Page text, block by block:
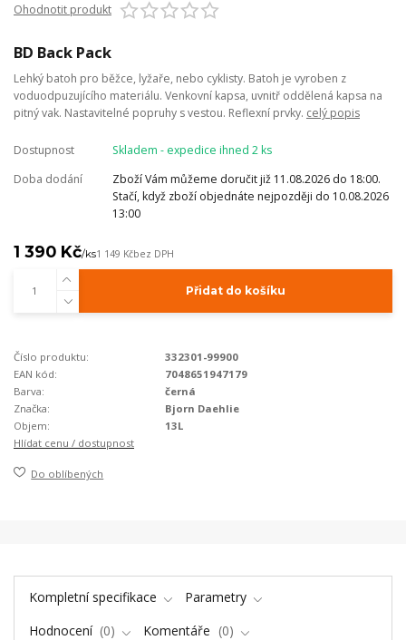
Ohodnotit produkt
BD Back Pack
Lehký batoh pro běžce, lyžaře, nebo cyklisty. Batoh je vyroben z
voduodpuzujícího materiálu. Venkovní kapsa, uvnitř oddělená kapsa na
pitný vak. Nastavitelné popruhy s vestou. Reflexní prvky. celý popis
Dostupnost
Skladem - expedice ihned 2 ks
Doba dodání
Zboží Vám můžeme doručit již 11.08.2026 do 18:00.
Stačí, když zboží objednáte nejpozději do 10.08.2026
13:00
1 390 Kč/ks1 149 Kčbez DPH
Přidat do košíku
Číslo produktu:
332301-99900
EAN kód:
7048651947179
Barva:
černá
Značka:
Bjorn Daehlie
Objem:
13L
Hlídat cenu / dostupnost
Do oblíbených
Kompletní specifikace
Parametry
Hodnocení
0 Komentáře 0